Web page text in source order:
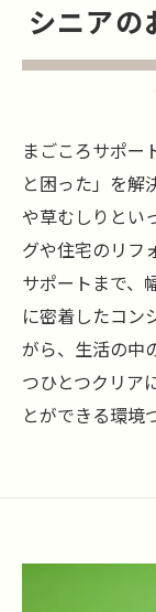
シニアの
まごころサポー
と困った」を解
や草むしりとい
グや住宅のリフ
サポートまで、
に密着したコン
がら、生活の中
つひとつクリア
とができる環境